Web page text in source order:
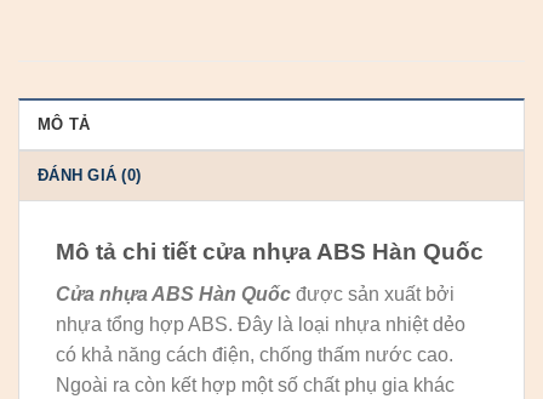
MÔ TẢ
ĐÁNH GIÁ (0)
Mô tả chi tiết cửa nhựa ABS Hàn Quốc
Cửa nhựa ABS Hàn Quốc được sản xuất bởi
nhựa tổng hợp ABS. Đây là loại nhựa nhiệt dẻo
có khả năng cách điện, chống thấm nước cao.
Ngoài ra còn kết hợp một số chất phụ gia khác